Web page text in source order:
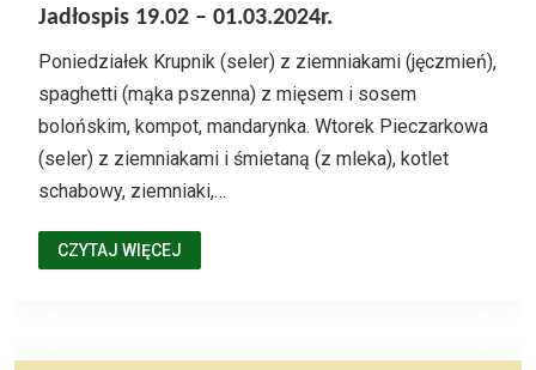
Jadłospis 19.02 – 01.03.2024r.
Poniedziałek Krupnik (seler) z ziemniakami (jęczmień),
spaghetti (mąka pszenna) z mięsem i sosem
bolońskim, kompot, mandarynka. Wtorek Pieczarkowa
(seler) z ziemniakami i śmietaną (z mleka), kotlet
schabowy, ziemniaki,…
CZYTAJ WIĘCEJ